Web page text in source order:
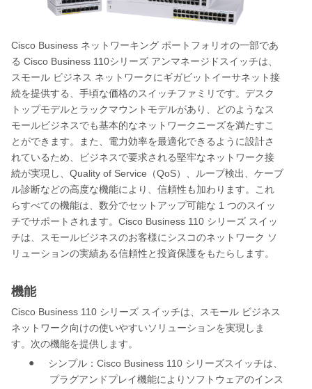
Cisco Business ネットワーキング ポートフォリオの一部であ
る Cisco Business 110シリーズ アンマネージドスイッチは、
スモール ビジネス ネットワークにギガビットイーサネット接
続を提供する、手頃な価格のスイッチファミリです。デスク
トップモデルとラックマウントモデルがあり、どのようなス
モールビジネスでも基本的なネットワークニーズを満たすこ
とができます。また、電力効率を最適化できるように設計さ
れているため、ビジネスで要求される堅牢なネットワーク接
続が実現し、 Quality of Service （QoS）、ループ検出、ケーブ
ル診断などの高度な機能により、信頼性も加わります。これ
らすべての機能は、数分でセットアップ可能な 1 つのスイッ
チでサポートされます。 Cisco Business 110 シリーズ スイッ
チは、スモールビジネスのお客様にシスコのネットワーク ソ
リューションの実績ある信頼性と投資保護をもたらします。
機能
Cisco Business 110 シリーズ スイッチは、スモール ビジネス
ネットワーク向けの使いやすいソリューションを実現しま
す。次の機能を提供します。
● シンプル： Cisco Business 110 シリーズスイッチは、
プラグアンドプレイ機能によりソフトウェアのインス